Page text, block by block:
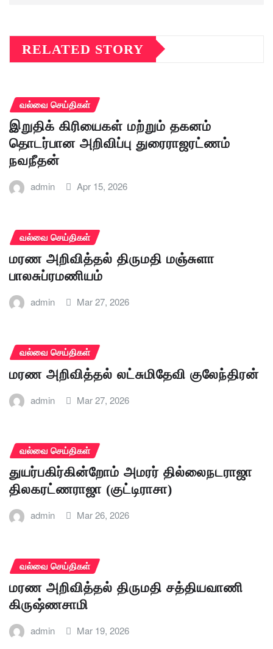
RELATED STORY
வல்வை செய்திகள்
இறுதிக் கிரியைகள் மற்றும் தகனம்
தொடர்பான அறிவிப்பு துரைராஜரட்ணம்
நவநீதன்
admin Apr 15, 2026
வல்வை செய்திகள்
மரண அறிவித்தல் திருமதி மஞ்சுளா
பாலசுப்ரமணியம்
admin Mar 27, 2026
வல்வை செய்திகள்
மரண அறிவித்தல் லட்சுமிதேவி குலேந்திரன்
admin Mar 27, 2026
வல்வை செய்திகள்
துயர்பகிர்கின்றோம் அமரர் தில்லைநடராஜா
திலகரட்ணராஜா (குட்டிராசா)
admin Mar 26, 2026
வல்வை செய்திகள்
மரண அறிவித்தல் திருமதி சத்தியவாணி
கிருஷ்ணசாமி
admin Mar 19, 2026